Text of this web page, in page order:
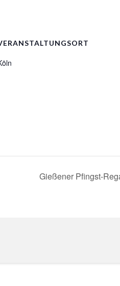
Gießener Pfingst-